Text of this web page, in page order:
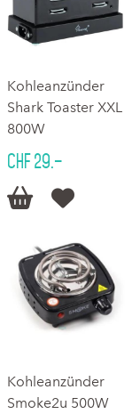
Kohleanzünder
Shark Toaster XXL
800W
CHF 29.–
 
Kohleanzünder
Smoke2u 500W